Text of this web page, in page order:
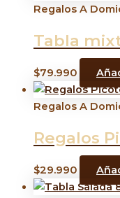
Regalos A
Tabla
$79.990
Regalos A
Regalos
$29.990